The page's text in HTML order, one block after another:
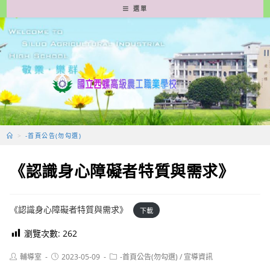
轉
至
要
容
選單
> -首頁公告(勿勾選)
《認識身心障礙者特質與需求》
《認識身心障礙者特質與需求》 下載
瀏覽次數: 262
Post輔導室
Post2023-05-09
Post-首頁公告(勿勾選) / 宣導資訊